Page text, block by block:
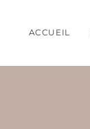
ACCUEIL